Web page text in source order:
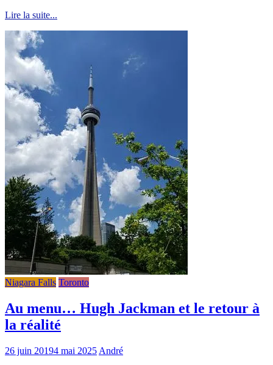
Lire la suite...
Niagara Falls Toronto
Au menu… Hugh Jackman et le retour à
la réalité
26 juin 20194 mai 2025 André